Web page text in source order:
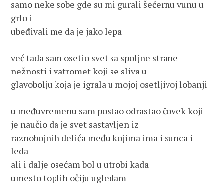
samo neke sobe gde su mi gurali šećernu vunu u
grlo i
ubeđivali me da je jako lepa
već tada sam osetio svet sa spoljne strane
nežnosti i vatromet koji se sliva u
glavobolju koja je igrala u mojoj osetljivoj lobanji
u međuvremenu sam postao odrastao čovek koji
je naučio da je svet sastavljen iz
raznobojnih delića među kojima ima i sunca i
leda
ali i dalje osećam bol u utrobi kada
umesto toplih očiju ugledam